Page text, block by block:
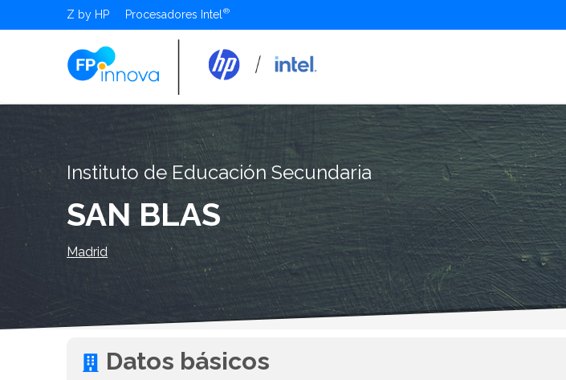
Z by HP Procesadores Intel
Instituto de Educación Secundaria
SAN BLAS
Madrid
Datos básicos